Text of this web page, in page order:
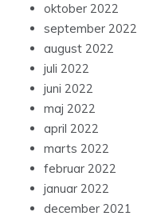
oktober 2022
september 2022
august 2022
juli 2022
juni 2022
maj 2022
april 2022
marts 2022
februar 2022
januar 2022
december 2021